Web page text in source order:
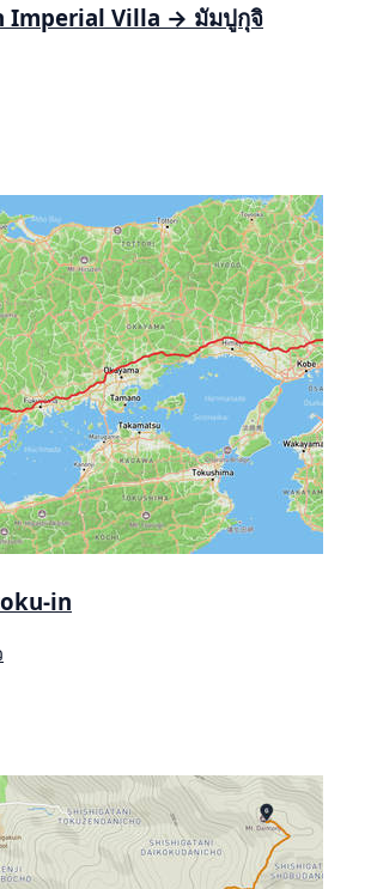
Imperial Villa → มัมปูกุจิ
in